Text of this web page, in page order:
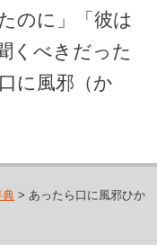
のに」「彼は
くべきだった
に風邪（か
典> あったら口に風邪ひか